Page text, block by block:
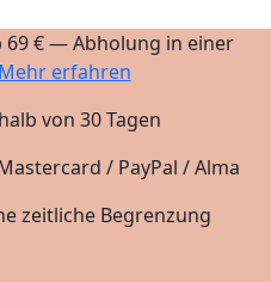
69 € — Abholung in einer
Mehr erfahren
von 30 Tagen
/ PayPal / Alma
zeitliche Begrenzung